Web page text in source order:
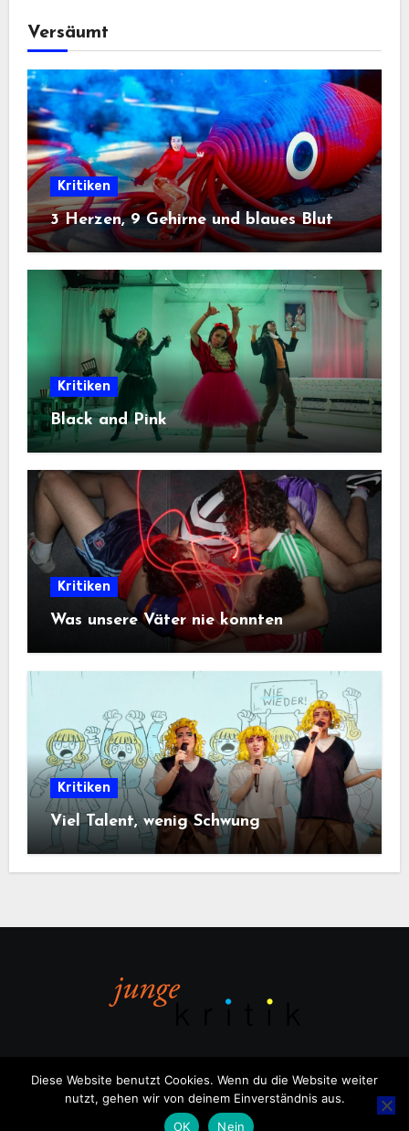
Versäumt
Kritiken
3 Herzen, 9 Gehirne und blaues Blut
Kritiken
Black and Pink
Kritiken
Was unsere Väter nie konnten
Kritiken
Viel Talent, wenig Schwung
Copyright © All rights reserved |Blogusvon
Themeansar
Diese Website benutzt Cookies. Wenn du die Website weiter
nutzt, gehen wir von deinem Einverständnis aus.
OK
Nein